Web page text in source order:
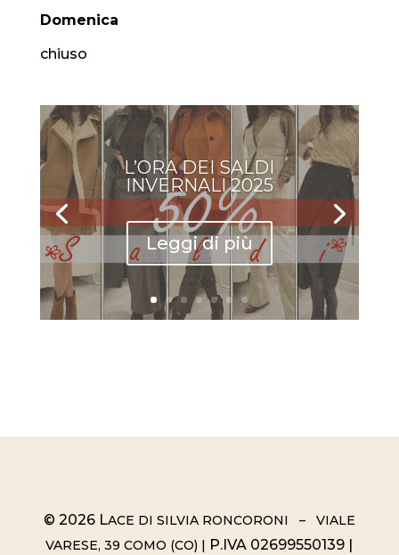
Domenica
chiuso
L’ORA DEI SALDI
INVERNALI 2025
Leggi di più
© 2026 LACE DI SILVIA RONCORONI – VIALE
VARESE, 39 COMO (CO) | P.IVA 02699550139 |